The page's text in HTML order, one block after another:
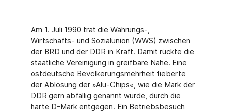
Am 1. Juli 1990 trat die Währungs-,
Wirtschafts- und Sozialunion (WWS) zwischen
der BRD und der DDR in Kraft. Damit rückte die
staatliche Vereinigung in greifbare Nähe. Eine
ostdeutsche Bevölkerungsmehrheit fieberte
der Ablösung der »Alu-Chips«, wie die Mark der
DDR gern abfällig genannt wurde, durch die
harte D-Mark entgegen. Ein Betriebsbesuch